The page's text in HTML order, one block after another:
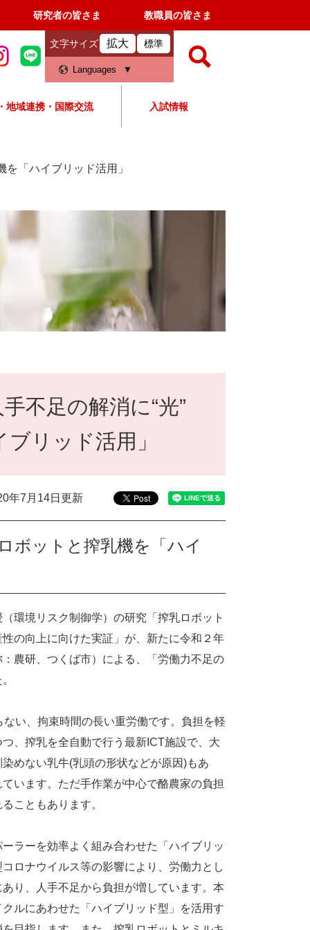
研究者の皆さま 教職員の皆さま
文字サイズ 拡大 標準
Languages
地域連携・国際交流 入試情報
「ハイブリッド活用」
不足の解消に“光”
リッド活用」
年7月14日更新
ボットと搾乳機を「ハイ
環境リスク制御学）の研究「搾乳ロボット
の向上に向けた実証」が、新たに令和２年
農研、つくば市）による、「労働力不足の
い、拘束時間の長い重労働です。負担を軽
、搾乳を全自動で行う最新ICT施設で、大
めない乳牛(乳頭の形状などが原因)もあ
います。ただ手作業が中心で酪農家の負担
こともあります。
ラーを効率よく組み合わせた「ハイブリッ
ロナウイルス等の影響により、労働力とし
り、人手不足から負担が増しています。本
ルにあわせた「ハイブリッド型」を活用す